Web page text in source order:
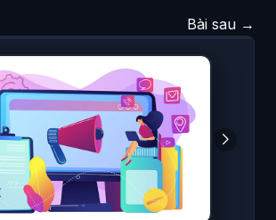
Bài sau →